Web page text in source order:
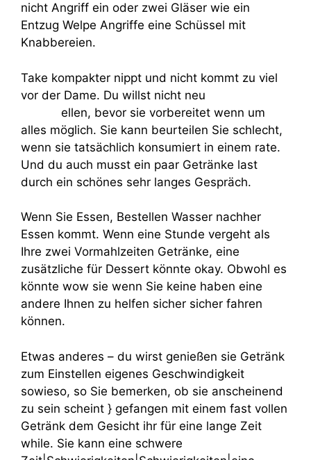
nicht Angriff ein oder zwei Gläser wie ein
Entzug Welpe Angriffe eine Schüssel mit
Knabbereien.
Take kompakter nippt und nicht kommt zu viel
vor der Dame. Du willst nicht neu
ellen, bevor sie vorbereitet wenn um
alles möglich. Sie kann beurteilen Sie schlecht,
wenn sie tatsächlich konsumiert in einem rate.
Und du auch musst ein paar Getränke last
durch ein schönes sehr langes Gespräch.
Wenn Sie Essen, Bestellen Wasser nachher
Essen kommt. Wenn eine Stunde vergeht als
Ihre zwei Vormahlzeiten Getränke, eine
zusätzliche für Dessert könnte okay. Obwohl es
könnte wow sie wenn Sie keine haben eine
andere Ihnen zu helfen sicher sicher fahren
können.
Etwas anderes – du wirst genießen sie Getränk
zum Einstellen eigenes Geschwindigkeit
sowieso, so Sie bemerken, ob sie anscheinend
zu sein scheint } gefangen mit einem fast vollen
Getränk dem Gesicht ihr für eine lange Zeit
while. Sie kann eine schwere